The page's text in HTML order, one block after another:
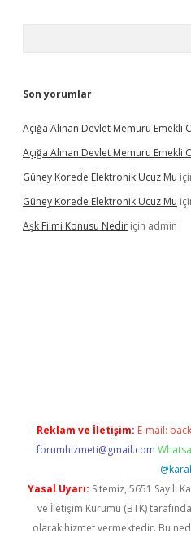
Son yorumlar
Açığa Alınan Devlet Memuru Emekli
Açığa Alınan Devlet Memuru Emekli
Güney Korede Elektronik Ucuz Mu
Güney Korede Elektronik Ucuz Mu
Aşk Filmi Konusu Nedir için admin
Reklam ve İletişim: E-mail:
forumhizmeti@gmail.com
Yasal Uyarı: Sitemiz, 5651 Sayılı
ve İletişim Kurumu (BTK)
olarak hizmet vermektedir. Bu